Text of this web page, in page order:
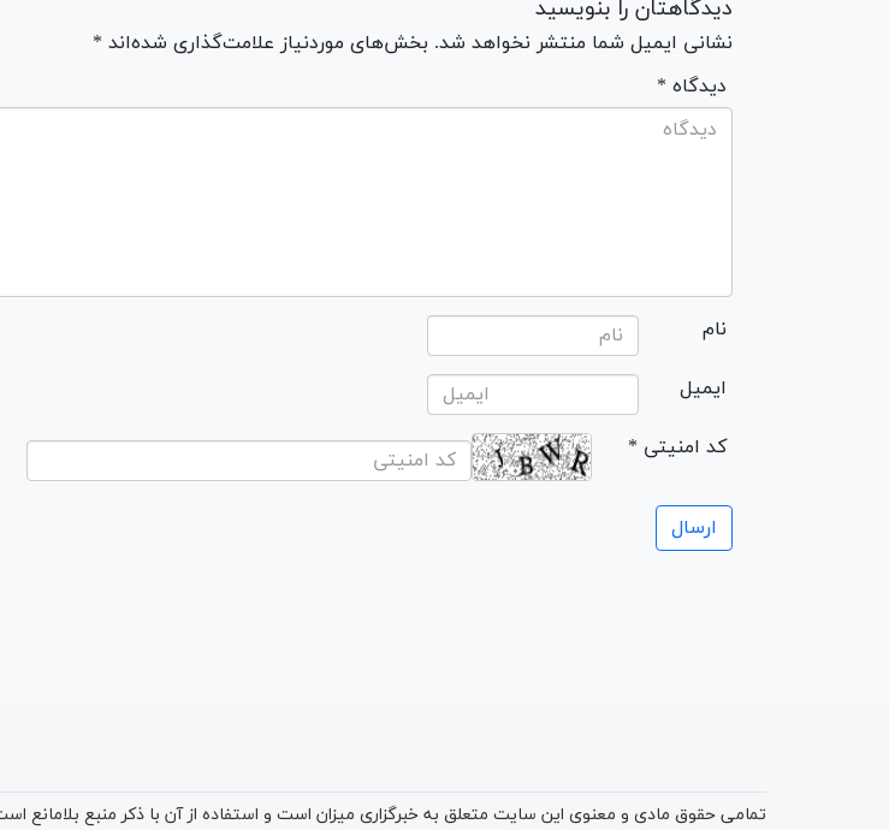
دیدگاهتان را بنویسید
نشانی ایمیل شما منتشر نخواهد شد. بخش‌های موردنیاز علامت‌گذاری شده‌اند *
* دیدگاه
نام
ایمیل
* کد امنیتی
تمامی حقوق مادی و معنوی این سایت متعلق به خبرگزاری میزان است و استفاده از آن با ذکر منبع بلامانع